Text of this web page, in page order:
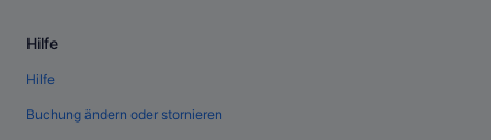
Hilfe
Hilfe
Buchung ändern oder stornieren